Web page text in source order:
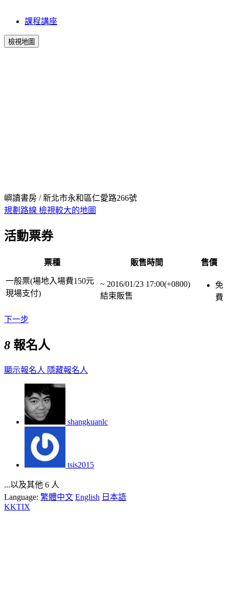
課程講座
檢視地圖
嶼讀書房 / 新北市永和區仁愛路266號
規劃路線 檢視較大的地圖
活動票券
票種 販售時間 售價
一般票(場地入場費150元
現場支付)
~ 2016/01/23 17:00(+0800)
結束販售
免
費
下一步
8 報名人
顯示報名人 隱藏報名人
shangkuanlc
tsis2015
...以及其他 6 人
Language: 繁體中文 English 日本語
KKTIX